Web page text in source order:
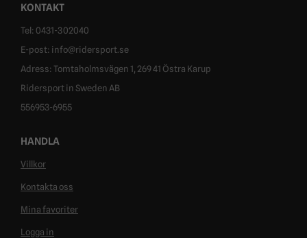
KONTAKT
Tel: 0431-302040
E-post: info@ridersport.se
Adress: Tomtaholmsvägen 1, 269 41 Östra Karup
Ridersport in Sweden AB
556953-6955
HANDLA
Villkor
Kontakta oss
Mina favoriter
Logga in